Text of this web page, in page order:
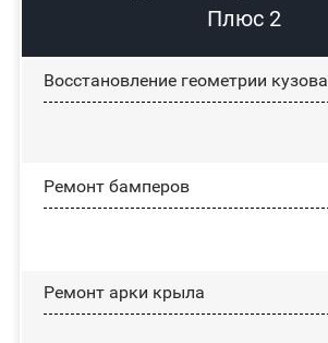
Плюс 2
Восстановление геометрии кузова
Ремонт бамперов
Ремонт арки крыла